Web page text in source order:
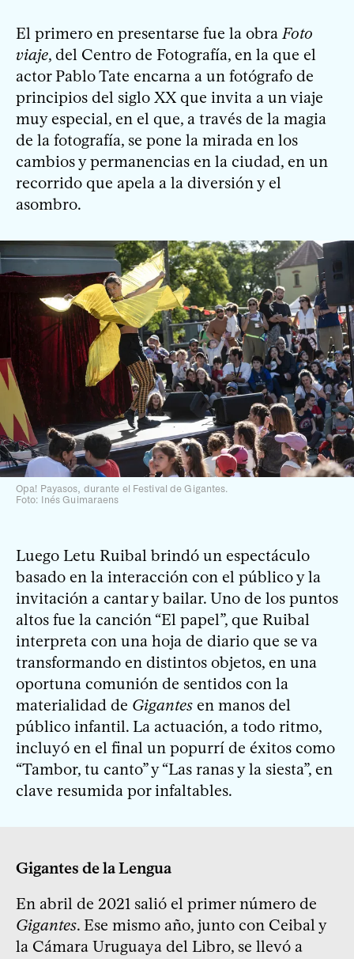
El primero en presentarse fue la obra Foto
viaje, del Centro de Fotografía, en la que el
actor Pablo Tate encarna a un fotógrafo de
principios del siglo XX que invita a un viaje
muy especial, en el que, a través de la magia
de la fotografía, se pone la mirada en los
cambios y permanencias en la ciudad, en un
recorrido que apela a la diversión y el
asombro.
Opa! Payasos, durante el Festival de Gigantes.
Foto: Inés Guimaraens
Luego Letu Ruibal brindó un espectáculo
basado en la interacción con el público y la
invitación a cantar y bailar. Uno de los puntos
altos fue la canción “El papel”, que Ruibal
interpreta con una hoja de diario que se va
transformando en distintos objetos, en una
oportuna comunión de sentidos con la
materialidad de Gigantes en manos del
público infantil. La actuación, a todo ritmo,
incluyó en el final un popurrí de éxitos como
“Tambor, tu canto” y “Las ranas y la siesta”, en
clave resumida por infaltables.
Gigantes de la Lengua
En abril de 2021 salió el primer número de
Gigantes. Ese mismo año, junto con Ceibal y
la Cámara Uruguaya del Libro, se llevó a